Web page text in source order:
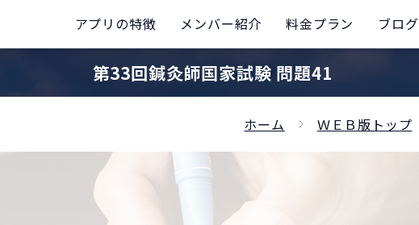
アプリの特徴 メンバー紹介 料金プラン ブログ
第33回鍼灸師国家試験 問題41
ホーム ＷＥＢ版トップ